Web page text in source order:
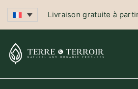
Livraison gratuite à